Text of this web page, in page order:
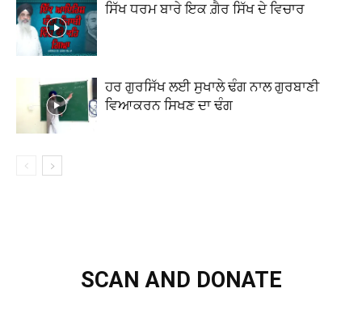
ਸਿੱਖ ਧਰਮ ਬਾਰੇ ਇਕ ਗ਼ੈਰ ਸਿੱਖ ਦੇ ਵਿਚਾਰ
ਹਰ ਗੁਰਸਿੱਖ ਲਈ ਸੁਖਾਲੇ ਢੰਗ ਨਾਲ ਗੁਰਬਾਣੀ
ਵਿਆਕਰਨ ਸਿਖਣ ਦਾ ਢੰਗ
SCAN AND DONATE